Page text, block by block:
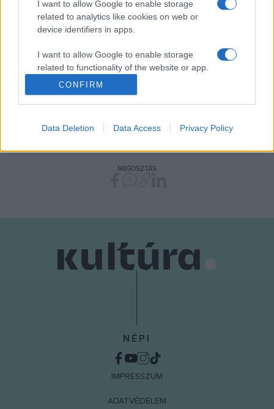
I want to allow Google to enable storage
related to analytics like cookies on web or
device identifiers in apps.
I want to allow Google to enable storage
related to functionality of the website or app.
I want to allow Google to enable storage
related to personalization.
I want to allow Google to enable storage
CONFIRM
Data Deletion Data Access Privacy Policy
Nyitókép: Végh Sándor. Fotó: Felvégi Andrea
VONÓSNÉGYES VONÓSNÉGYES PROGRAM
MEGOSZTÁS
NÉPI
IMPRESSZUM
ADATVÉDELEM